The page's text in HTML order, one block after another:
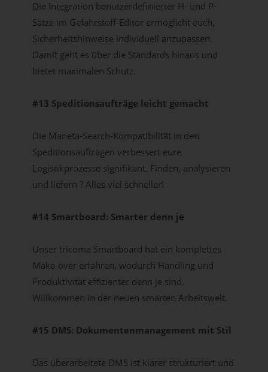
Die Integration benutzerdefinierter H- und P-
Sätze im Gefahrstoff-Editor ermöglicht euch,
Sicherheitshinweise individuell anzupassen.
Damit geht es über die Standards hinaus und
bietet maximalen Schutz.
#13 Speditionsaufträge leicht gemacht
Die Maneta-Search-Kompatibilität in den
Speditionsaufträgen verbessert eure
Logistikprozesse signifikant. Finden, analysieren
und liefern ? Alles viel schneller!
#14 Smartboard: Smarter denn je
Unser tricoma Smartboard hat ein komplettes
Make-over erfahren, wodurch Handling und
Produktivität effizienter denn je sind.
Willkommen in der neuen smarten Arbeitswelt.
#15 DMS: Dokumentenmanagement mit Stil
Das überarbeitete DMS ist klarer strukturiert und